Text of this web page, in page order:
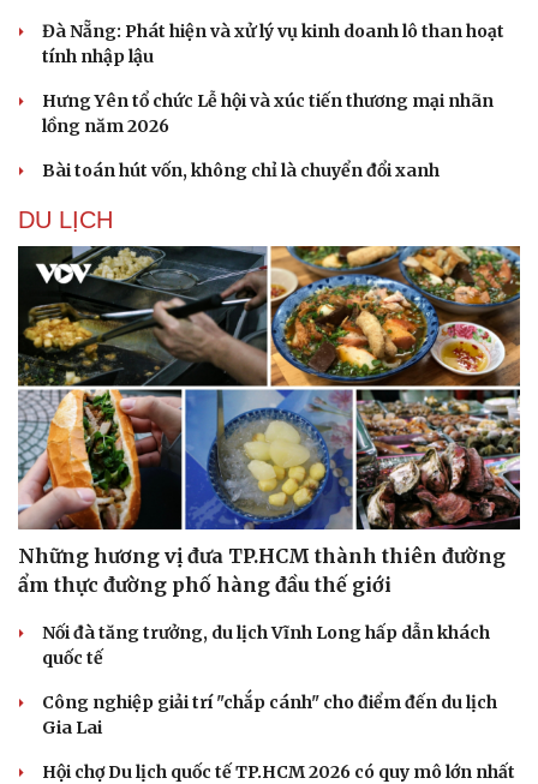
Đà Nẵng: Phát hiện và xử lý vụ kinh doanh lô than hoạt
tính nhập lậu
Hưng Yên tổ chức Lễ hội và xúc tiến thương mại nhãn
lồng năm 2026
Bài toán hút vốn, không chỉ là chuyển đổi xanh
DU LỊCH
Những hương vị đưa TP.HCM thành thiên đường
ẩm thực đường phố hàng đầu thế giới
Nối đà tăng trưởng, du lịch Vĩnh Long hấp dẫn khách
quốc tế
Công nghiệp giải trí "chắp cánh" cho điểm đến du lịch
Gia Lai
Hội chợ Du lịch quốc tế TP.HCM 2026 có quy mô lớn nhất